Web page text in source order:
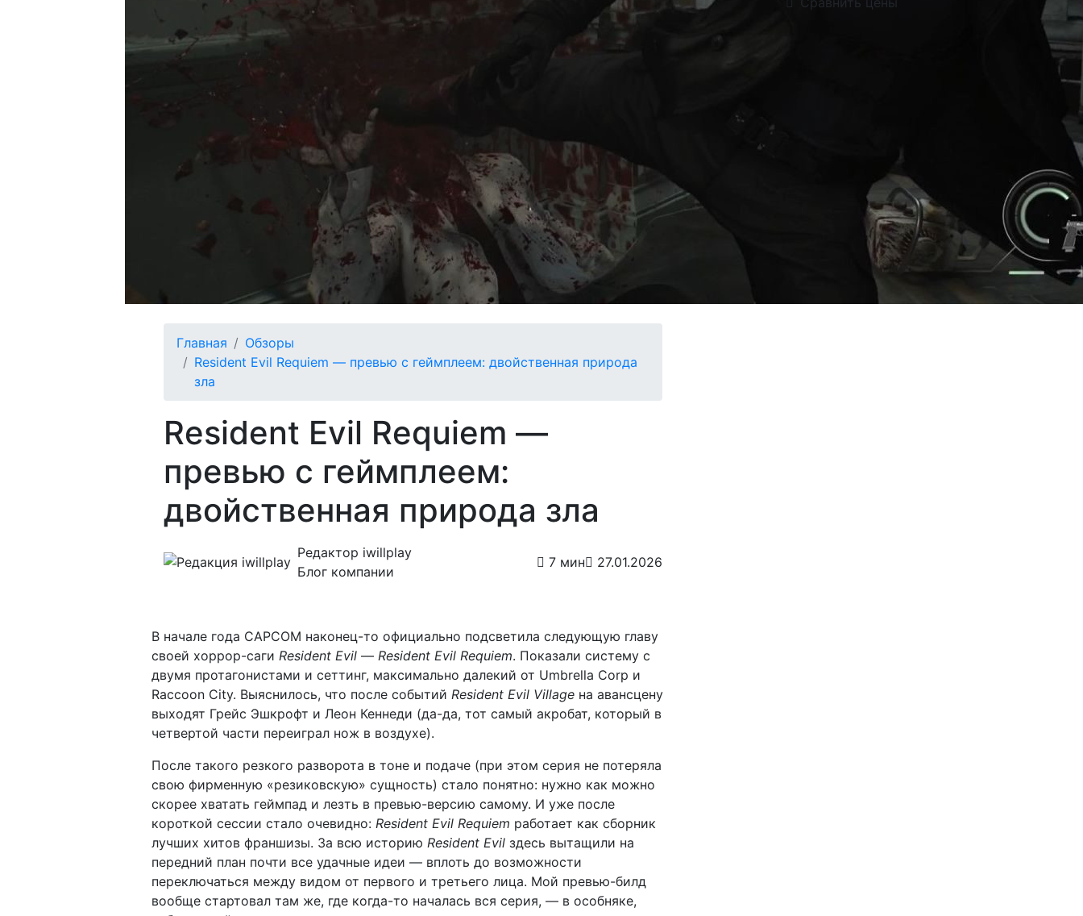
Главная
Обзоры
Resident Evil Requiem — превью с геймплеем: двойственная природа
зла
Resident Evil Requiem —
превью с геймплеем:
двойственная природа зла
Редактор iwillplay
Блог компании
7 мин 27.01.2026
В начале года CAPCOM наконец-то официально подсветила следующую главу
своей хоррор-саги Resident Evil— Resident Evil Requiem. Показали систему с
двумя протагонистами и сеттинг, максимально далекий от Umbrella Corp и
Raccoon City. Выяснилось, что после событий Resident Evil Villageна авансцену
выходят Грейс Эшкрофт и Леон Кеннеди (да-да, тот самый акробат, который в
четвертой части переиграл нож в воздухе).
После такого резкого разворота в тоне и подаче (при этом серия не потеряла
свою фирменную «резиковскую» сущность) стало понятно: нужно как можно
скорее хватать геймпад и лезть в превью-версию самому. И уже после
короткой сессии стало очевидно: Resident Evil Requiem работает как сборник
лучших хитов франшизы. За всю историю Resident Evilздесь вытащили на
передний план почти все удачные идеи — вплоть до возможности
переключаться между видом от первого и третьего лица. Мой превью-билд
вообще стартовал там же, где когда-то началась вся серия, — в особняке,